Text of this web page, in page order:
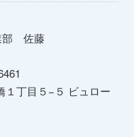
部 佐藤
１丁目５−５ ビュロー